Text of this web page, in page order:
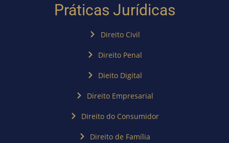
Práticas Jurídicas
Direito Civil
Direito Penal
Dieito Digital
Direito Empresarial
Direito do Consumidor
Direito de Família